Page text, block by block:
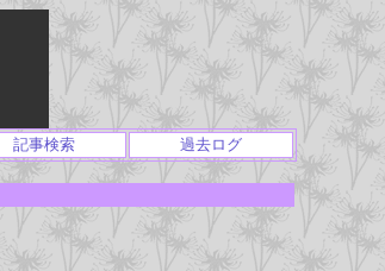
記事検索 過去ログ